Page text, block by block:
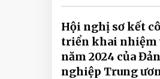
Hội nghị sơ kết
triển khai nhiệm
năm 2024 của
nghiệp Trung